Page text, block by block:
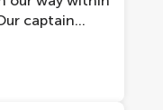
The price was
a little early
captain
area, he